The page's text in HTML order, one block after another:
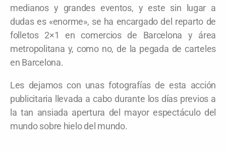
medianos y grandes eventos, y este sin lugar a
dudas es «enorme», se ha encargado del reparto de
folletos 2×1 en comercios de Barcelona y área
metropolitana y, como no, de la pegada de carteles
en Barcelona.
Les dejamos con unas fotografías de esta acción
publicitaria llevada a cabo durante los días previos a
la tan ansiada apertura del mayor espectáculo del
mundo sobre hielo del mundo.